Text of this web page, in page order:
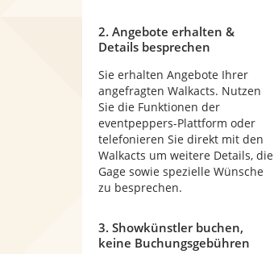
2. Angebote erhalten &
Details besprechen
Sie erhalten Angebote Ihrer
angefragten Walkacts. Nutzen
Sie die Funktionen der
eventpeppers-Plattform oder
telefonieren Sie direkt mit den
Walkacts um weitere Details, die
Gage sowie spezielle Wünsche
zu besprechen.
3. Showkünstler buchen,
keine Buchungsgebühren